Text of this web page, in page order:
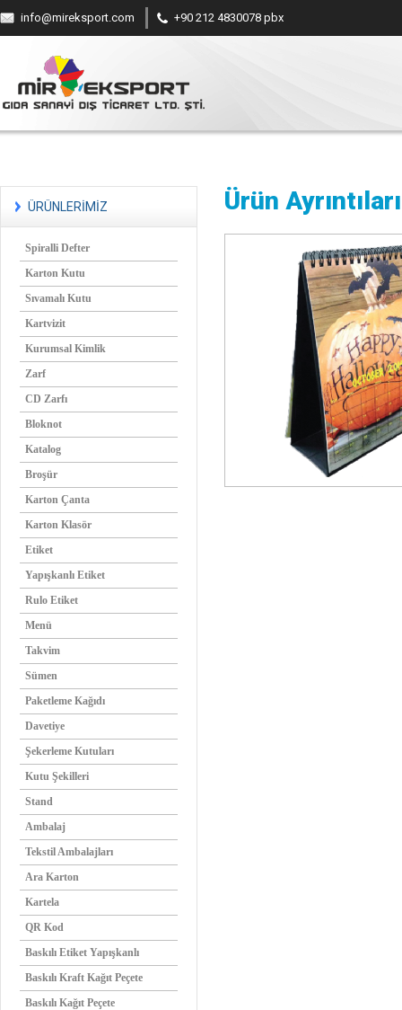
info@mireksport.com +90 212 4830078 pbx
ÜRÜNLERİMİZ
Spiralli Defter
Karton Kutu
Sıvamalı Kutu
Kartvizit
Kurumsal Kimlik
Zarf
CD Zarfı
Bloknot
Katalog
Broşür
Karton Çanta
Karton Klasör
Etiket
Yapışkanlı Etiket
Rulo Etiket
Menü
Takvim
Sümen
Paketleme Kağıdı
Davetiye
Şekerleme Kutuları
Kutu Şekilleri
Stand
Ambalaj
Tekstil Ambalajları
Ara Karton
Kartela
QR Kod
Baskılı Etiket Yapışkanlı
Baskılı Kraft Kağıt Peçete
Baskılı Kağıt Peçete
Ürün Ayrıntıları